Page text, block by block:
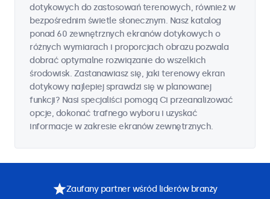
dotykowych do zastosowań terenowych, również w
bezpośrednim świetle słonecznym. Nasz katalog
ponad 60 zewnętrznych ekranów dotykowych o
różnych wymiarach i proporcjach obrazu pozwala
dobrać optymalne rozwiązanie do wszelkich
środowisk. Zastanawiasz się, jaki terenowy ekran
dotykowy najlepiej sprawdzi się w planowanej
funkcji? Nasi specjaliści pomogą Ci przeanalizować
opcje, dokonać trafnego wyboru i uzyskać
informacje w zakresie ekranów zewnętrznych.
Zaufany partner wśród liderów branży